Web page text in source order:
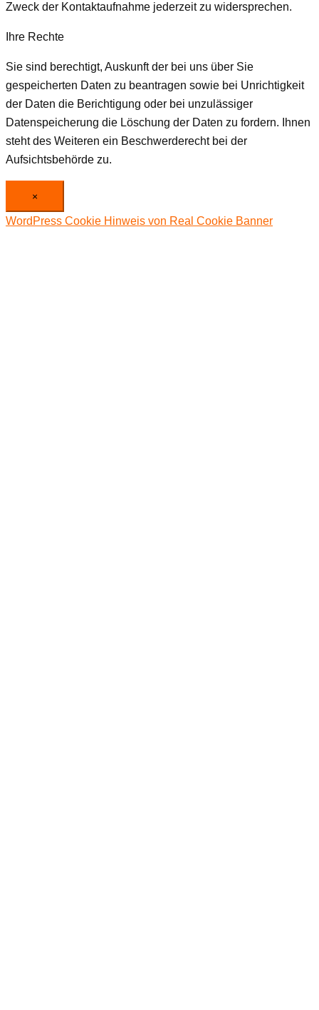
Zweck der Kontaktaufnahme jederzeit zu widersprechen.
Ihre Rechte
Sie sind berechtigt, Auskunft der bei uns über Sie
gespeicherten Daten zu beantragen sowie bei Unrichtigkeit
der Daten die Berichtigung oder bei unzulässiger
Datenspeicherung die Löschung der Daten zu fordern. Ihnen
steht des Weiteren ein Beschwerderecht bei der
Aufsichtsbehörde zu.
×
WordPress Cookie Hinweis von Real Cookie Banner